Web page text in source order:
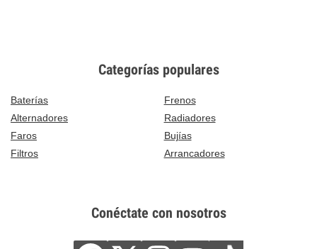
Categorías populares
Baterías
Frenos
Alternadores
Radiadores
Faros
Bujías
Filtros
Arrancadores
Conéctate con nosotros